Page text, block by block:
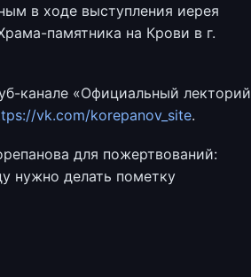
в ходе выступления иерея
памятника на Крови в г.
канале «Официальный лекторий
vk.com/korepanov_site.
для пожертвований:
нужно делать пометку